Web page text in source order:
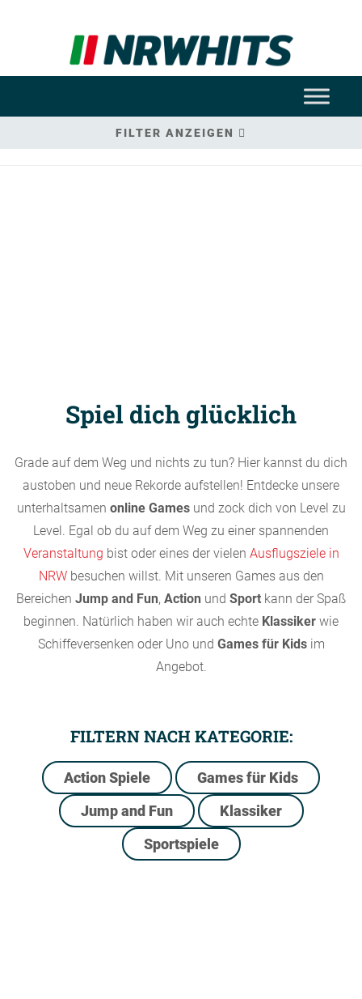
FILTER ANZEIGEN
Spiel dich glücklich
Grade auf dem Weg und nichts zu tun? Hier kannst du dich
austoben und neue Rekorde aufstellen! Entdecke unsere
unterhaltsamen online Gamesund zock dich von Level zu
Level. Egal ob du auf dem Weg zu einer spannenden
Veranstaltung bist oder eines der vielen Ausflugsziele in
NRWbesuchen willst. Mit unseren Games aus den
Bereichen Jump and Fun, Action und Sport kann der Spaß
beginnen. Natürlich haben wir auch echte Klassiker wie
Schiffeversenken oder Uno und Games für Kidsim
Angebot.
FILTERN NACH KATEGORIE:
Action Spiele
Games für Kids
Jump and Fun
Klassiker
Sportspiele